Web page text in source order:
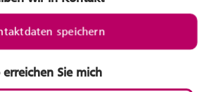
speichern
erreichen Sie mich